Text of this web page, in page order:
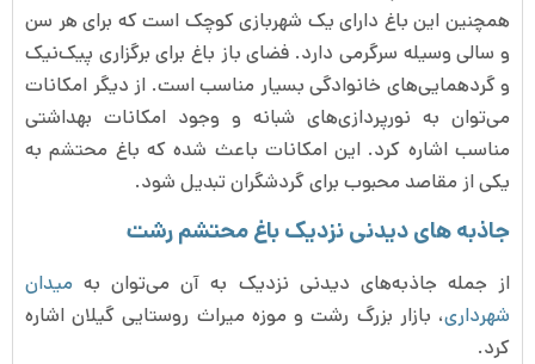
همچنین این باغ دارای یک شهربازی کوچک است که برای هر سن
و سالی وسیله سرگرمی دارد. فضای باز باغ برای برگزاری پیک‌نیک
و گردهمایی‌های خانوادگی بسیار مناسب است. از دیگر امکانات
می‌توان به نورپردازی‌های شبانه و وجود امکانات بهداشتی
مناسب اشاره کرد. این امکانات باعث شده که باغ محتشم به
یکی از مقاصد محبوب برای گردشگران تبدیل شود.
جاذبه های دیدنی نزدیک باغ محتشم رشت
از جمله جاذبه‌های دیدنی نزدیک به آن می‌توان بهمیدان
شهرداری، بازار بزرگ رشت و موزه میراث روستایی گیلان اشاره
کرد.